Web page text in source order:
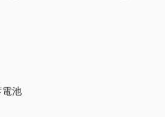
電池